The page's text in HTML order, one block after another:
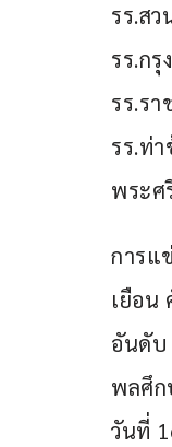
รร.ส
รร.ก
รร.ร
รร.ท่
พระศ
การแ
เยือน
อันดับ
พลศึก
วันที่